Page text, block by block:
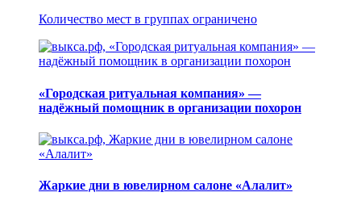
Количество мест в группах ограничено
«Городская ритуальная компания» —
надёжный помощник в организации похорон
Жаркие дни в ювелирном салоне «Алалит»